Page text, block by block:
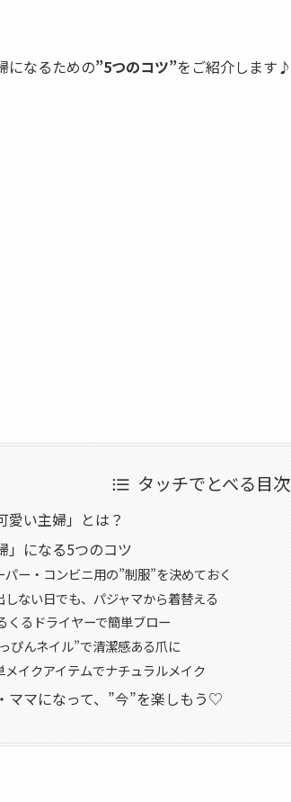
になるための”5つのコツ”をご紹介します♪
タッチでとべる目次
愛い主婦」とは？
」になる5つのコツ
パー・コンビニ用の”制服”を決めておく
しない日でも、パジャマから着替える
くるドライヤーで簡単ブロー
ぴんネイル”で清潔感ある爪に
メイクアイテムでナチュラルメイク
ママになって、”今”を楽しもう♡